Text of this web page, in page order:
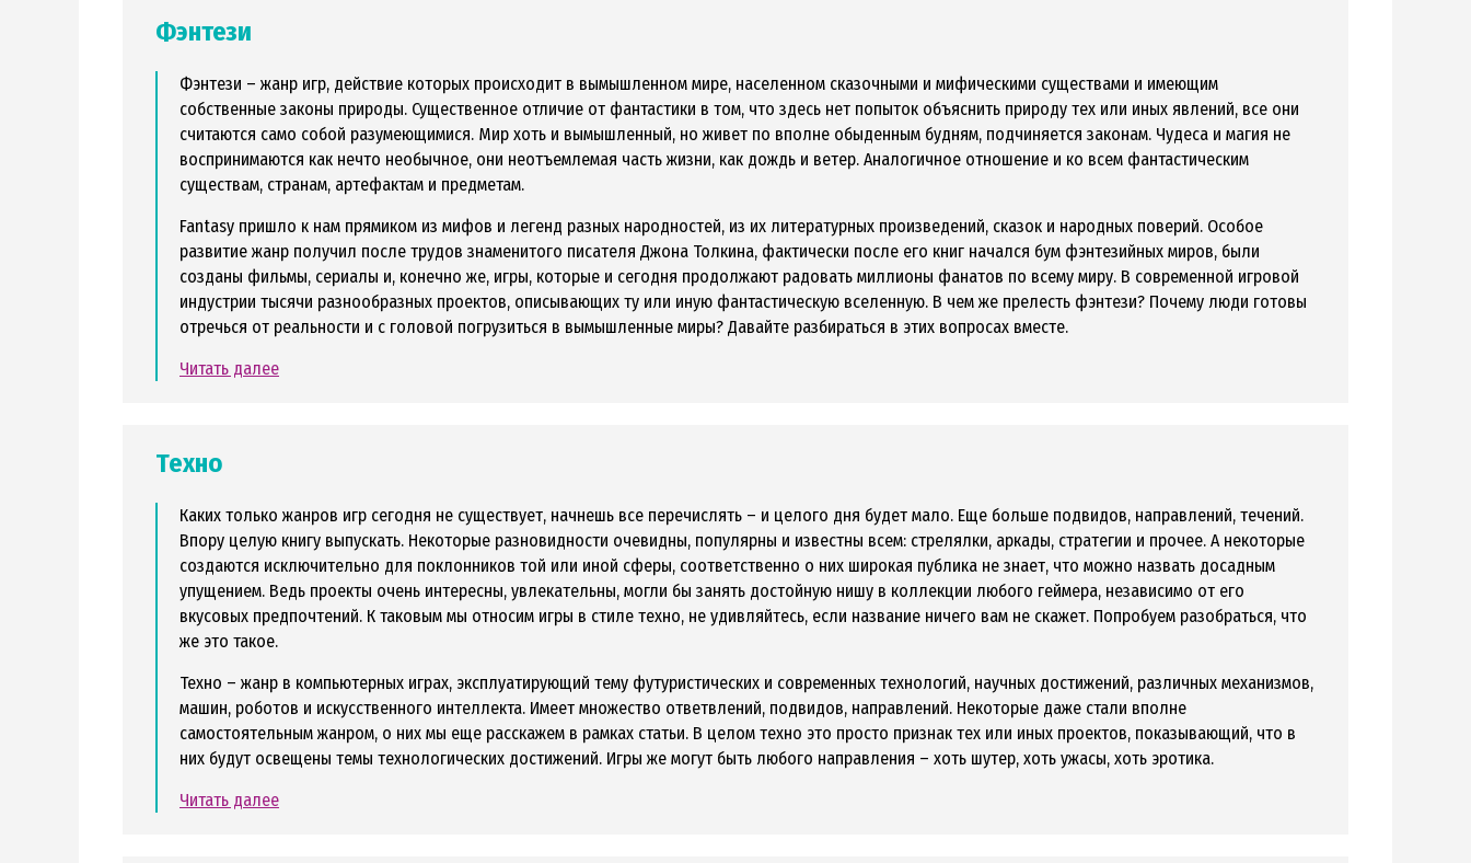
Фэнтези
Фэнтези – жанр игр, действие которых происходит в вымышленном мире, населенном сказочными и мифическими существами и имеющим
собственные законы природы. Существенное отличие от фантастики в том, что здесь нет попыток объяснить природу тех или иных явлений, все они
считаются само собой разумеющимися. Мир хоть и вымышленный, но живет по вполне обыденным будням, подчиняется законам. Чудеса и магия не
воспринимаются как нечто необычное, они неотъемлемая часть жизни, как дождь и ветер. Аналогичное отношение и ко всем фантастическим
существам, странам, артефактам и предметам.
Fantasy пришло к нам прямиком из мифов и легенд разных народностей, из их литературных произведений, сказок и народных поверий. Особое
развитие жанр получил после трудов знаменитого писателя Джона Толкина, фактически после его книг начался бум фэнтезийных миров, были
созданы фильмы, сериалы и, конечно же, игры, которые и сегодня продолжают радовать миллионы фанатов по всему миру. В современной игровой
индустрии тысячи разнообразных проектов, описывающих ту или иную фантастическую вселенную. В чем же прелесть фэнтези? Почему люди готовы
отречься от реальности и с головой погрузиться в вымышленные миры? Давайте разбираться в этих вопросах вместе.
Читать далее
Техно
Каких только жанров игр сегодня не существует, начнешь все перечислять – и целого дня будет мало. Еще больше подвидов, направлений, течений.
Впору целую книгу выпускать. Некоторые разновидности очевидны, популярны и известны всем: стрелялки, аркады, стратегии и прочее. А некоторые
создаются исключительно для поклонников той или иной сферы, соответственно о них широкая публика не знает, что можно назвать досадным
упущением. Ведь проекты очень интересны, увлекательны, могли бы занять достойную нишу в коллекции любого геймера, независимо от его
вкусовых предпочтений. К таковым мы относим игры в стиле техно, не удивляйтесь, если название ничего вам не скажет. Попробуем разобраться, что
же это такое.
Техно – жанр в компьютерных играх, эксплуатирующий тему футуристических и современных технологий, научных достижений, различных механизмов,
машин, роботов и искусственного интеллекта. Имеет множество ответвлений, подвидов, направлений. Некоторые даже стали вполне
самостоятельным жанром, о них мы еще расскажем в рамках статьи. В целом техно это просто признак тех или иных проектов, показывающий, что в
них будут освещены темы технологических достижений. Игры же могут быть любого направления – хоть шутер, хоть ужасы, хоть эротика.
Читать далее